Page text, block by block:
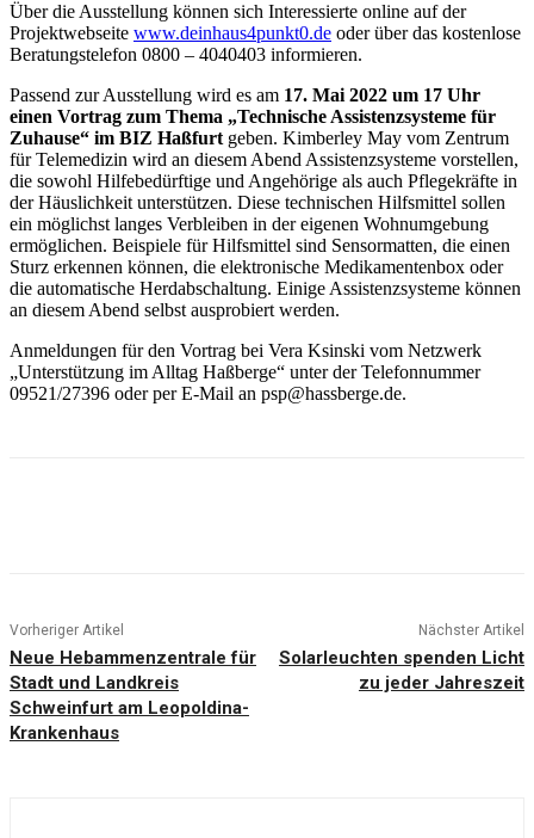
Über die Ausstellung können sich Interessierte online auf der
Projektwebseite www.deinhaus4punkt0.de oder über das kostenlose
Beratungstelefon 0800 – 4040403 informieren.
Passend zur Ausstellung wird es am 17. Mai 2022 um 17 Uhr
einen Vortrag zum Thema „Technische Assistenzsysteme für
Zuhause“ im BIZ Haßfurt geben. Kimberley May vom Zentrum
für Telemedizin wird an diesem Abend Assistenzsysteme vorstellen,
die sowohl Hilfebedürftige und Angehörige als auch Pflegekräfte in
der Häuslichkeit unterstützen. Diese technischen Hilfsmittel sollen
ein möglichst langes Verbleiben in der eigenen Wohnumgebung
ermöglichen. Beispiele für Hilfsmittel sind Sensormatten, die einen
Sturz erkennen können, die elektronische Medikamentenbox oder
die automatische Herdabschaltung. Einige Assistenzsysteme können
an diesem Abend selbst ausprobiert werden.
Anmeldungen für den Vortrag bei Vera Ksinski vom Netzwerk
„Unterstützung im Alltag Haßberge“ unter der Telefonnummer
09521/27396 oder per E-Mail an psp@hassberge.de.
Vorheriger Artikel
Neue Hebammenzentrale für
Stadt und Landkreis
Schweinfurt am Leopoldina-
Krankenhaus
Nächster Artikel
Solarleuchten spenden Licht
zu jeder Jahreszeit